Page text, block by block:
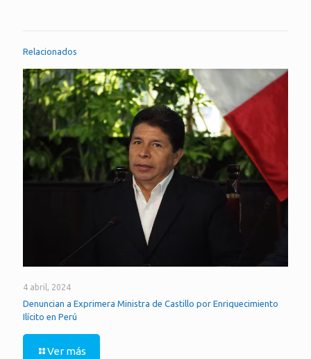
Relacionados
4 abril, 2024
Denuncian a Exprimera Ministra de Castillo por Enriquecimiento
Ilícito en Perú
Ver más